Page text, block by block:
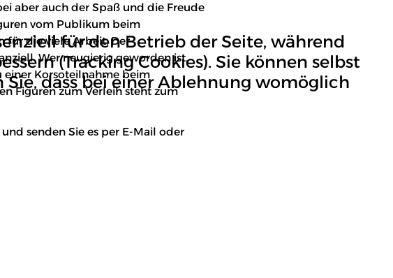
aber auch der Spaß und die Freude
vom Publikum beim
für die viele Arbeit. Der
Wer neugierig geworden ist,
einer Korsoteilnahme beim
Figuren zum Verleih steht zum
senden Sie es per E-Mail oder
für den Betrieb der Seite, während
(Tracking Cookies). Sie können selbst
dass bei einer Ablehnung womöglich